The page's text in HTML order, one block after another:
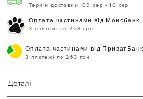
Термін доставки: 09 сер - 10 сер
Оплата частинами від Монобанк
3 платежі по 263 грн
Оплата частинами від ПриватБанк
3 платежі по 263 грн
Деталі